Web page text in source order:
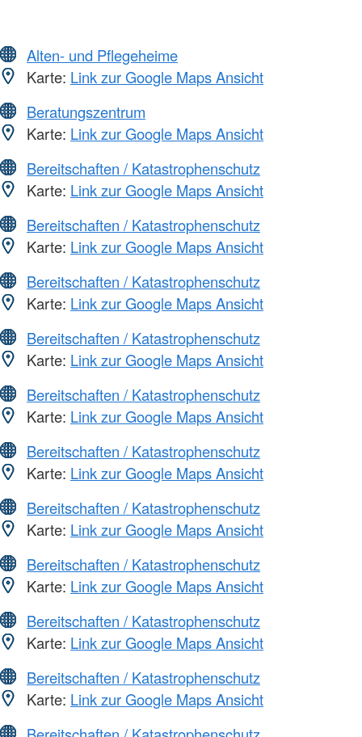
Alten- und Pflegeheime
Karte: Link zur Google Maps Ansicht
Beratungszentrum
Karte: Link zur Google Maps Ansicht
Bereitschaften / Katastrophenschutz
Karte: Link zur Google Maps Ansicht
Bereitschaften / Katastrophenschutz
Karte: Link zur Google Maps Ansicht
Bereitschaften / Katastrophenschutz
Karte: Link zur Google Maps Ansicht
Bereitschaften / Katastrophenschutz
Karte: Link zur Google Maps Ansicht
Bereitschaften / Katastrophenschutz
Karte: Link zur Google Maps Ansicht
Bereitschaften / Katastrophenschutz
Karte: Link zur Google Maps Ansicht
Bereitschaften / Katastrophenschutz
Karte: Link zur Google Maps Ansicht
Bereitschaften / Katastrophenschutz
Karte: Link zur Google Maps Ansicht
Bereitschaften / Katastrophenschutz
Karte: Link zur Google Maps Ansicht
Bereitschaften / Katastrophenschutz
Karte: Link zur Google Maps Ansicht